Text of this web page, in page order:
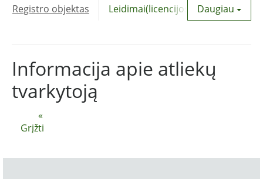
Registro objektas Leidimai(licencijos) Daugiau
«
Grįžti
Informacija apie atliekų
tvarkytoją